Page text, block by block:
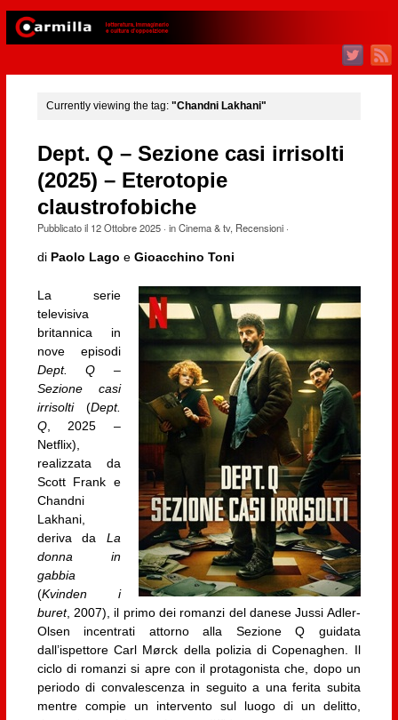
Currently viewing the tag: "Chandni Lakhani"
Dept. Q – Sezione casi irrisolti
(2025) – Eterotopie
claustrofobiche
Pubblicato il 12 Ottobre 2025· inCinema & tv, Recensioni·
diPaolo Lago e Gioacchino Toni
La serie
televisiva
britannica in
nove episodi
Dept. Q –
Sezione casi
irrisolti(Dept.
Q, 2025 –
Netflix),
realizzata da
Scott Frank e
Chandni
Lakhani,
deriva daLa
donna in
gabbia
(Kvinden i
buret, 2007), il primo dei romanzi del danese Jussi Adler-
Olsen incentrati attorno alla Sezione Q guidata
dall’ispettore Carl Mørck della polizia di Copenaghen. Il
ciclo di romanzi si apre con il protagonista che, dopo un
periodo di convalescenza in seguito a una ferita subita
mentre compie un intervento sul luogo di un delitto,